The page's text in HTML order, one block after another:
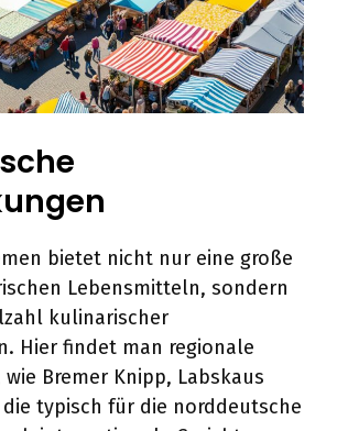
bietet nicht nur eine große
Lebensmitteln, sondern
kulinarischer
Hier findet man regionale
Bremer Knipp, Labskaus
typisch für die norddeutsche